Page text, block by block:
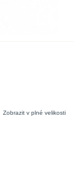
Zobrazit v plné velikosti